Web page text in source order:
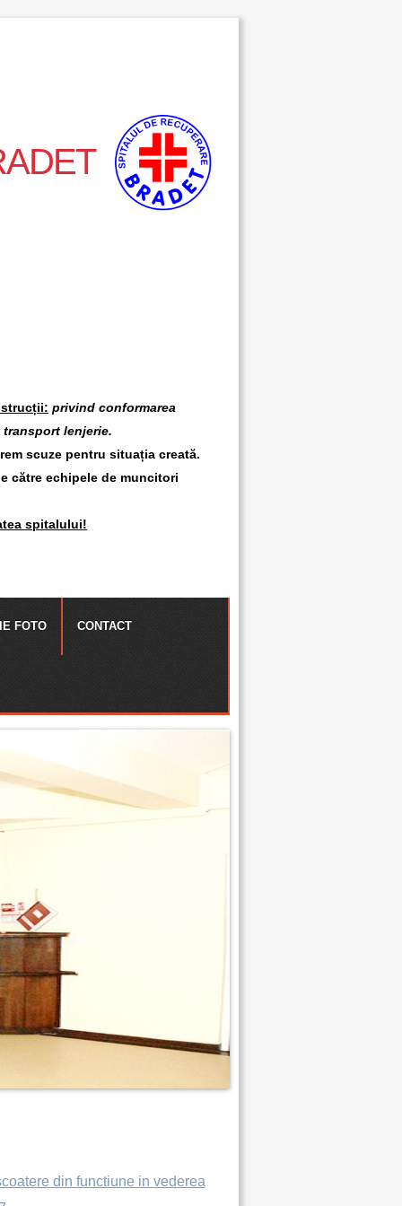
privind conformarea
lenjerie.
scuze pentru situația creată.
către echipele de muncitori
spitalului!
FOTO CONTACT
din functiune in vederea